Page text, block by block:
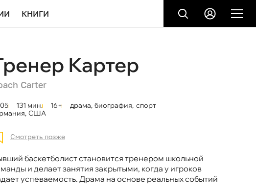
КНИГИ
Картер
Carter
131 мин. 16+ драма, биография, спорт
, США
Смотреть позже
баскетболист становится тренером школьной
и делает занятия закрытыми, когда у игроков
успеваемость. Драма на основе реальных событий